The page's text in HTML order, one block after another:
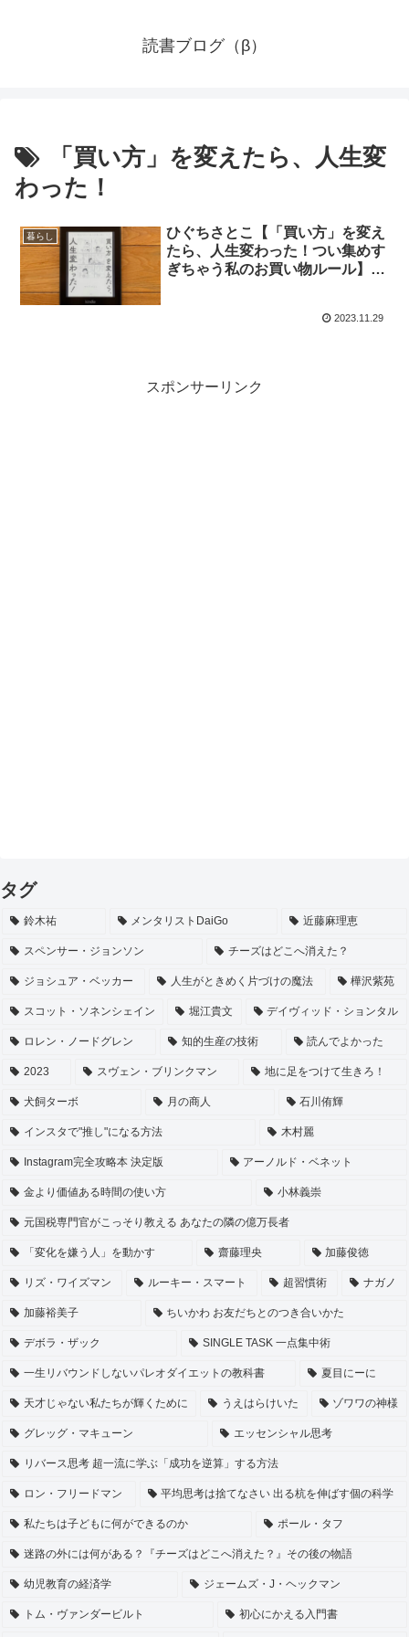
読書ブログ（β）
「買い方」を変えたら、人生変
わった！
暮らし
ひぐちさとこ【「買い方」を変え
たら、人生変わった！つい集めす
ぎちゃう私のお買い物ルール】要
2023.11.29
スポンサーリンク
タグ
鈴木祐 メンタリストDaiGo 近藤麻理恵
スペンサー・ジョンソン チーズはどこへ消えた？
ジョシュア・ベッカー 人生がときめく片づけの魔法 樺沢紫苑
スコット・ソネンシェイン 堀江貴文 デイヴィッド・ションタル
ロレン・ノードグレン 知的生産の技術 読んでよかった
2023 スヴェン・ブリンクマン 地に足をつけて生きろ！
犬飼ターボ 月の商人 石川侑輝
インスタで"推し"になる方法 木村麗
Instagram完全攻略本 決定版 アーノルド・ベネット
金より価値ある時間の使い方 小林義崇
元国税専門官がこっそり教える あなたの隣の億万長者
「変化を嫌う人」を動かす 齋藤理央 加藤俊徳
リズ・ワイズマン ルーキー・スマート 超習慣術 ナガノ
加藤裕美子 ちいかわ お友だちとのつき合いかた
デボラ・ザック SINGLE TASK 一点集中術
一生リバウンドしないパレオダイエットの教科書 夏目にーに
天才じゃない私たちが輝くために うえはらけいた ゾワワの神様
グレッグ・マキューン エッセンシャル思考
リバース思考 超一流に学ぶ「成功を逆算」する方法
ロン・フリードマン 平均思考は捨てなさい 出る杭を伸ばす個の科学
私たちは子どもに何ができるのか ポール・タフ
迷路の外には何がある？『チーズはどこへ消えた？』その後の物語
幼児教育の経済学 ジェームズ・J・ヘックマン
トム・ヴァンダービルト 初心にかえる入門書